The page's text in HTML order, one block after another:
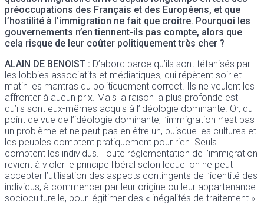
préoccupations des Français et des Européens, et que
l’hostilité à l’immigration ne fait que croître. Pourquoi les
gouvernements n’en tiennent-ils pas compte, alors que
cela risque de leur coûter politiquement très cher ?
ALAIN DE BENOIST : D’abord parce qu’ils sont tétanisés par
les lobbies associatifs et médiatiques, qui répètent soir et
matin les mantras du politiquement correct. Ils ne veulent les
affronter à aucun prix. Mais la raison la plus profonde est
qu’ils sont eux-mêmes acquis à l’idéologie dominante. Or, du
point de vue de l’idéologie dominante, l’immigration n’est pas
un problème et ne peut pas en être un, puisque les cultures et
les peuples comptent pratiquement pour rien. Seuls
comptent les individus. Toute réglementation de l’immigration
revient à violer le principe libéral selon lequel on ne peut
accepter l’utilisation des aspects contingents de l’identité des
individus, à commencer par leur origine ou leur appartenance
socioculturelle, pour légitimer des « inégalités de traitement ».